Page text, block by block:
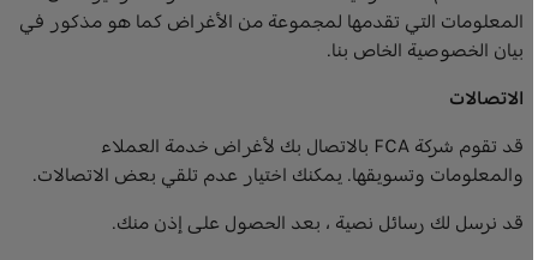
المعلومات التي تقدمها لمجموعة من الأغراض كما هو مذكور في
بيان الخصوصية الخاص بنا.
الاتصالات
قد تقوم شركة FCA بالاتصال بك لأغراض خدمة العملاء
والمعلومات وتسويقها. يمكنك اختيار عدم تلقي بعض الاتصالات.
قد نرسل لك رسائل نصية ، بعد الحصول على إذن منك.